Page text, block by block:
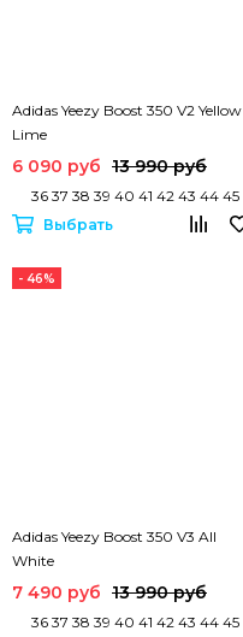
Adidas Yeezy Boost 350 V2 Yellow
Lime
6 090 руб 13 990 руб
36 37 38 39 40 41 42 43 44 45
Выбрать
- 46%
Adidas Yeezy Boost 350 V3 All
White
7 490 руб 13 990 руб
36 37 38 39 40 41 42 43 44 45